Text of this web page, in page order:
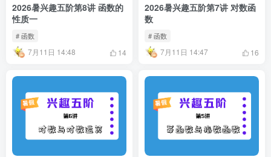
2026暑兴趣五阶第8讲 函数的
性质一
# 函数
7月11日 14:48 14
2026暑兴趣五阶第7讲 对数函
数
# 函数
7月11日 14:47 16